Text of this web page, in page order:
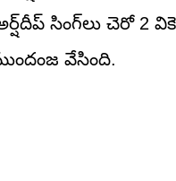
సింగ్‌లు చెరో 2
వేసింది.